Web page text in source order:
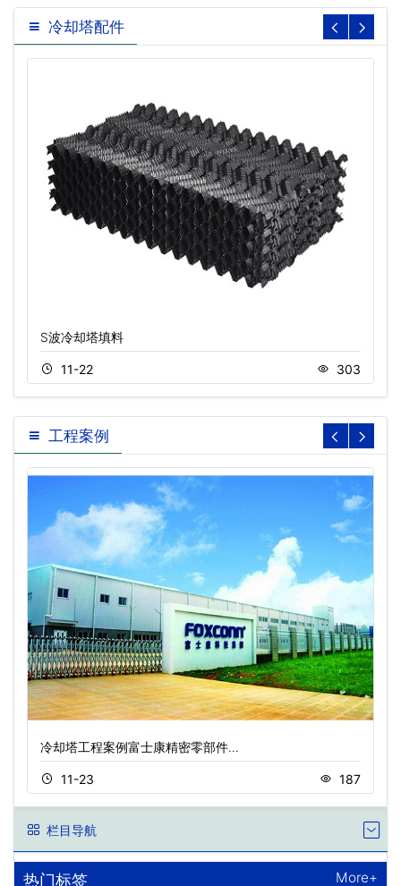
冷却塔配件
S波冷却塔填料
11-22 303
工程案例
冷却塔工程案例富士康精密零部件…
11-23 187
栏目导航
热门标签 More+